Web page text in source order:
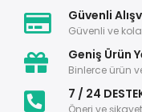
Güvenli
Güvenli ve
Geniş Ürün
Binlerce ürün
7 / 24
Öneri ve